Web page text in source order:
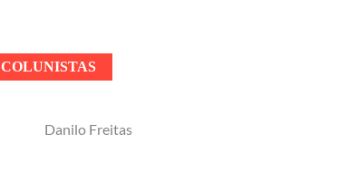
COLUNISTAS
Danilo Freitas